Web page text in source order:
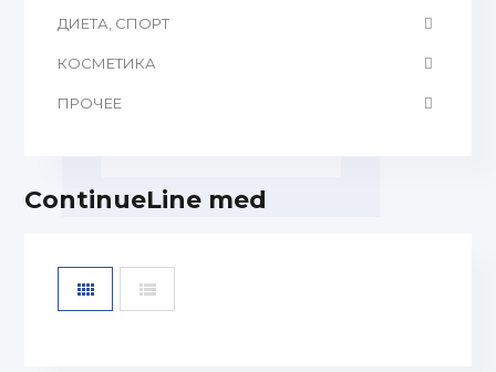
ДИЕТА, СПОРТ
КОСМЕТИКА
ПРОЧЕЕ
ContinueLine med